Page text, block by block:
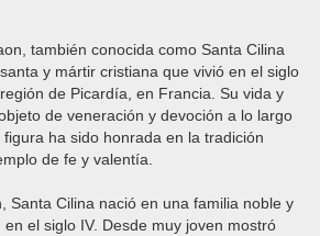
también conocida como Santa Cilina
y mártir cristiana que vivió en el siglo
de Picardía, en Francia. Su vida y
de veneración y devoción a lo largo
ha sido honrada en la tradición
de fe y valentía.
Santa Cilina nació en una familia noble y
el siglo IV. Desde muy joven mostró